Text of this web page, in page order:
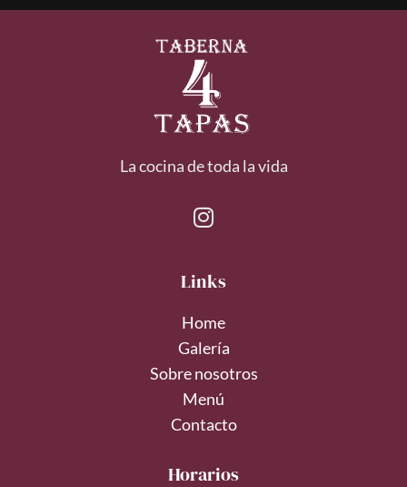
La cocina de toda la vida
Links
Home
Galería
Sobre nosotros
Menú
Contacto
Horarios